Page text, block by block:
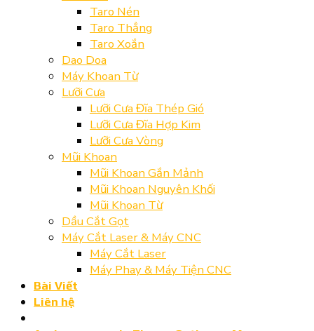
Taro Nén
Taro Thẳng
Taro Xoắn
Dao Doa
Máy Khoan Từ
Lưỡi Cưa
Lưỡi Cưa Đĩa Thép Gió
Lưỡi Cưa Đĩa Hợp Kim
Lưỡi Cưa Vòng
Mũi Khoan
Mũi Khoan Gắn Mảnh
Mũi Khoan Nguyên Khối
Mũi Khoan Từ
Dầu Cắt Gọt
Máy Cắt Laser & Máy CNC
Máy Cắt Laser
Máy Phay & Máy Tiện CNC
Bài Viết
Liên hệ